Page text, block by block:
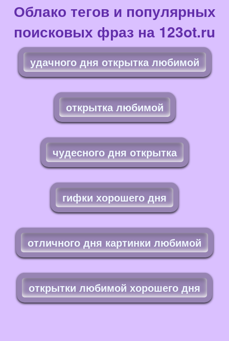
Облако тегов и популярных
поисковых фраз на 123ot.ru
удачного дня открытка любимой
открытка любимой
чудесного дня открытка
гифки хорошего дня
отличного дня картинки любимой
открытки любимой хорошего дня